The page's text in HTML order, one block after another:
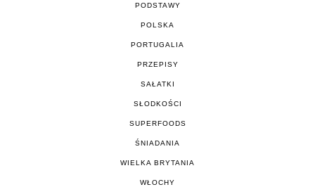
PODSTAWY
POLSKA
PORTUGALIA
PRZEPISY
SAŁATKI
SŁODKOŚCI
SUPERFOODS
ŚNIADANIA
WIELKA BRYTANIA
WŁOCHY